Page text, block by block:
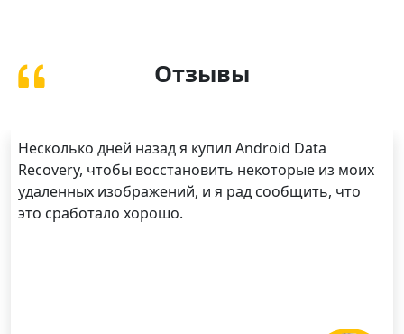
Отзывы
Несколько дней назад я купил Android Data
Recovery, чтобы восстановить некоторые из моих
удаленных изображений, и я рад сообщить, что
это сработало хорошо.